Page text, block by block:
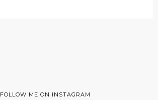
FOLLOW ME ON INSTAGRAM